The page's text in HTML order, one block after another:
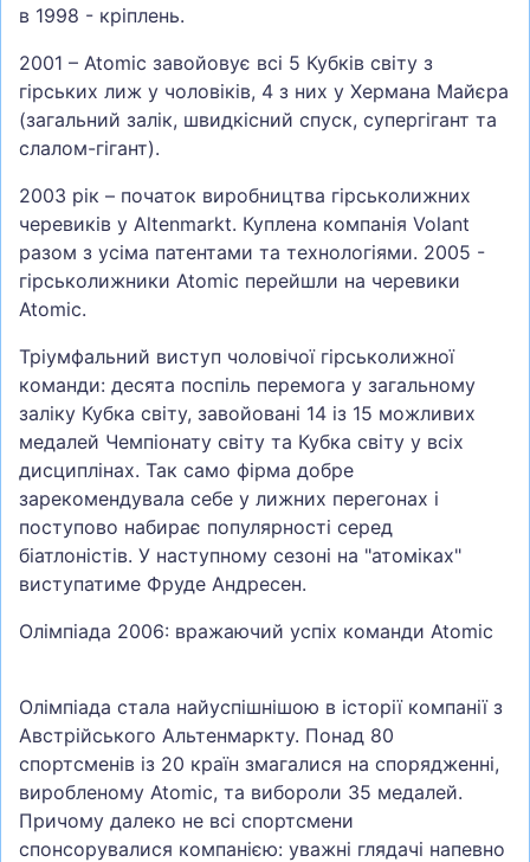
в 1998 - кріплень.
2001 – Atomic завойовує всі 5 Кубків світу з
гірських лиж у чоловіків, 4 з них у Хермана Майєра
(загальний залік, швидкісний спуск, супергігант та
слалом-гігант).
2003 рік – початок виробництва гірськолижних
черевиків у Altenmarkt. Куплена компанія Volant
разом з усіма патентами та технологіями. 2005 -
гірськолижники Atomic перейшли на черевики
Atomic.
Тріумфальний виступ чоловічої гірськолижної
команди: десята поспіль перемога у загальному
заліку Кубка світу, завойовані 14 із 15 можливих
медалей Чемпіонату світу та Кубка світу у всіх
дисциплінах. Так само фірма добре
зарекомендувала себе у лижних перегонах і
поступово набирає популярності серед
біатлоністів. У наступному сезоні на "атоміках"
виступатиме Фруде Андресен.
Олімпіада 2006: вражаючий успіх команди Atomic
Олімпіада стала найуспішнішою в історії компанії з
Австрійського Альтенмаркту. Понад 80
спортсменів із 20 країн змагалися на спорядженні,
виробленому Atomic, та вибороли 35 медалей.
Причому далеко не всі спортсмени
спонсорувалися компанією: уважні глядачі напевно